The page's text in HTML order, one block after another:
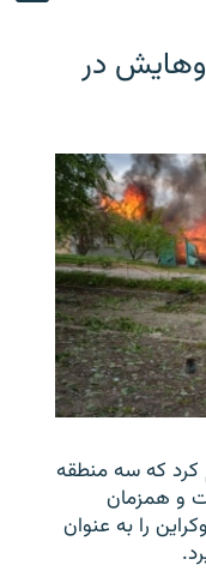
در
اعلام کرد که سه منطقه
و همزمان
را به عنوان